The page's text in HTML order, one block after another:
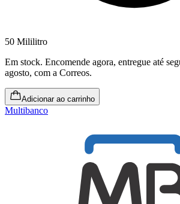
50 Mililitro
Em stock. Encomende agora, entregue até
agosto, com a Correos.
Adicionar ao carrinho
Multibanco